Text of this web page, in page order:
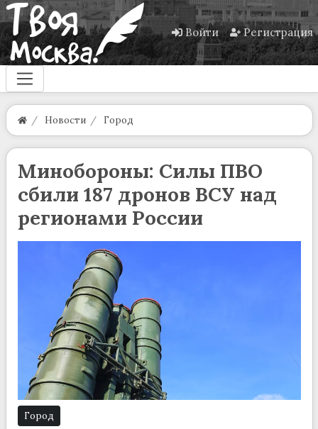
Войти Регистрация
Новости Город
Минобороны: Силы ПВО
сбили 187 дронов ВСУ над
регионами России
Город